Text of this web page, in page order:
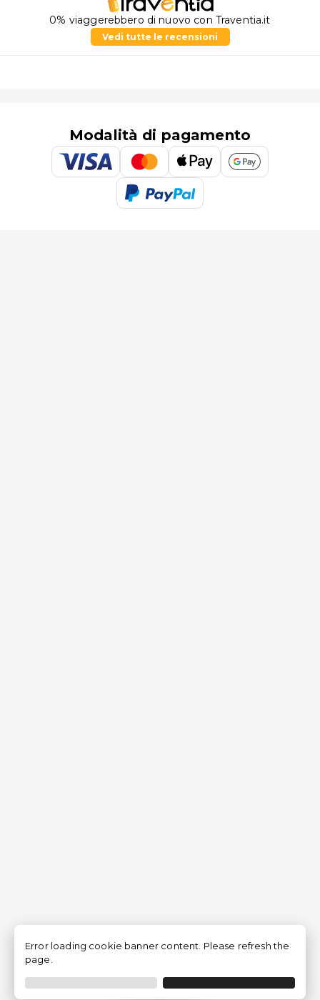
Filtro
0% viaggerebbero di nuovo con Traventia.it
Vedi tutte le recensioni
Modalità di pagamento
Error loading cookie banner content. Please refresh the
page.